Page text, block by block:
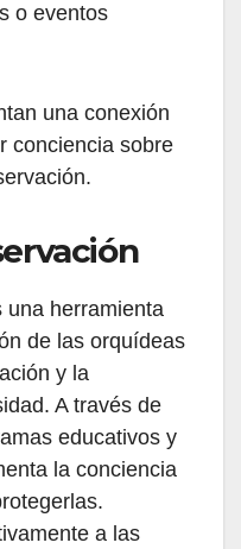
o eventos
una conexión
conciencia sobre
una herramienta
de las orquídeas
y la
A través de
educativos y
la conciencia
a las